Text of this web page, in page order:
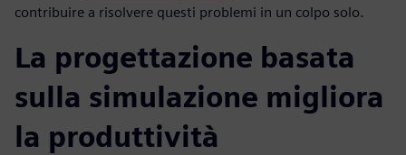
contribuire a risolvere questi problemi in un colpo solo.
La progettazione basata
sulla simulazione migliora
la produttività